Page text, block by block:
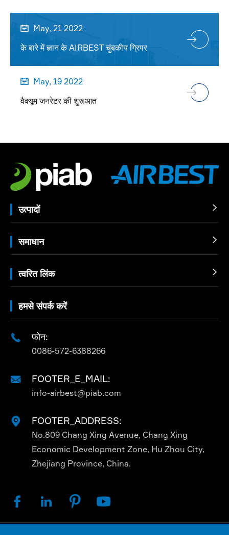

May, 21 2022
के बारे में ज्ञान के AIRBEST चुंबकीय ग्रिपर

May, 19 2022
वैक्यूम जनरेटर की शुरूआत
उत्पादों 
समाधान 
त्वरित लिंक 
हमसे संपर्क करें
 फोन:
0086-572-6388266
 FOOTER_E_MAIL:
info-airbest@piab.com
 FOOTER_ADDRESS:
No.809 Chang Xing Avenue, Chang Xing
Economic Development Zone, Hu Zhou City,
Zhejiang Province, China.
   